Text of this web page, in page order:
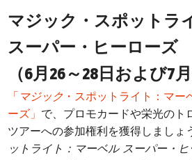
マジック・スポットラ
スーパー・ヒーローズ
（6月26～28日および7
「マジック ・スポットライト：マ
ーズ」 で、プロモカードや栄光のト
ツアーへの参加権利を獲得しましょ
ットライト：マーベル スーパー・